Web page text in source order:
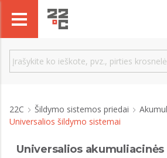
22C Šildymo sistemos priedai
Universalios šildymo sistemai
Universalios